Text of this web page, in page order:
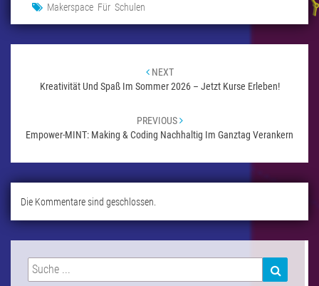
Makerspace Für Schulen
NEXT
Kreativität Und Spaß Im Sommer 2026 – Jetzt Kurse Erleben!
PREVIOUS
Empower-MINT: Making & Coding Nachhaltig Im Ganztag Verankern
Die Kommentare sind geschlossen.
Suchen
nach: